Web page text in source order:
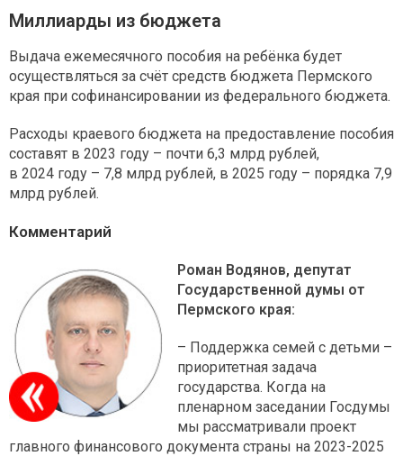
Миллиарды из бюджета
Выдача ежемесячного пособия на ребёнка будет
осуществляться за счёт средств бюджета Пермского
края при софинансировании из федерального бюджета.
Расходы краевого бюджета на предоставление пособия
составят в 2023 году – почти 6,3 млрд рублей,
в 2024 году – 7,8 млрд рублей, в 2025 году – порядка 7,9
млрд рублей.
Комментарий
Роман Водянов, депутат
Государственной думы от
Пермского края:
– Поддержка семей с детьми –
приоритетная задача
государства. Когда на
пленарном заседании Госдумы
мы рассматривали проект
главного финансового документа страны на 2023-2025